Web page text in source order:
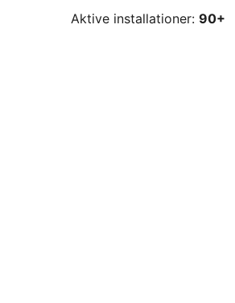
Aktive installationer: 90+